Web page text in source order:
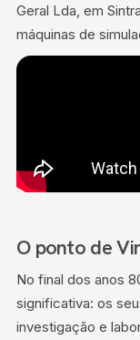
Geral Lda, em
máquinas de
O ponto de
No final dos anos
significativa: os
investigação e